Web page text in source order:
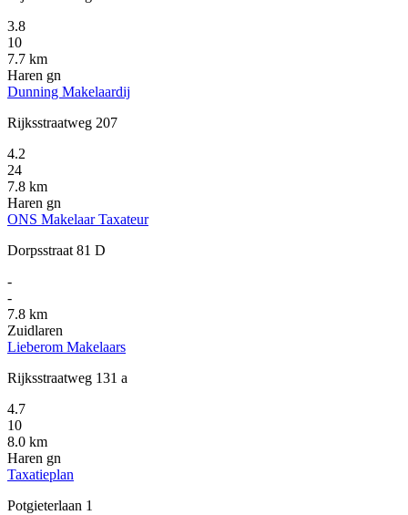
3.8
10
7.7 km
Haren gn
Dunning Makelaardij
Rijksstraatweg 207
4.2
24
7.8 km
Haren gn
ONS Makelaar Taxateur
Dorpsstraat 81 D
-
-
7.8 km
Zuidlaren
Lieberom Makelaars
Rijksstraatweg 131 a
4.7
10
8.0 km
Haren gn
Taxatieplan
Potgieterlaan 1